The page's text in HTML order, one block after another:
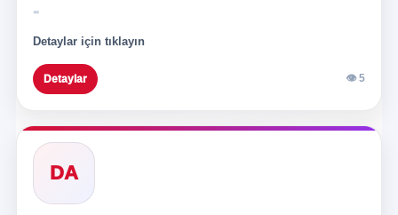
-
Detaylar için tıklayın
Detaylar 👁 5
DA